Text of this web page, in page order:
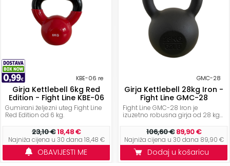
KBE-06 re
Girja Kettlebell 6kg Red
Edition - Fight Line KBE-06
Gumirani željezni uteg Fight Line
Red Edition od 6 kg.
23,10 €18,48 €
Najniža cijena u 30 dana 18,48 €
OBAVIJESTI ME
GMC-28
Girja Kettlebell 28kg Iron -
Fight Line GMC-28
Fight Line GMC-28 Iron je
izuzetno robusna girja od 28 kg...
106,60 €89,90 €
Najniža cijena u 30 dana 89,90 €
Dodaj u košaricu